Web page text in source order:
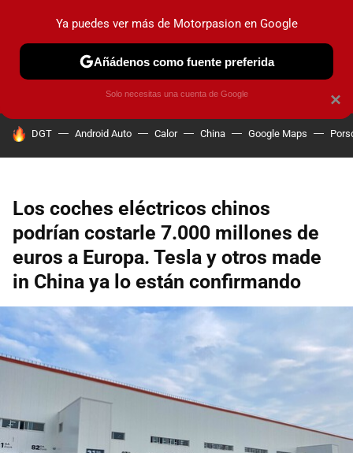
PRUEBAS COCHES ELÉCTRICOS OBSERVATORIO
HOY SE HABLA DE
DGT Android Auto Calor China Google Maps
Los coches eléctricos chinos
podrían costarle 7.000 millones de
euros a Europa. Tesla y otros made
in China ya lo están confirmando
×
Ya puedes ver más de Motorpasion en Google
Añádenos como fuente preferida
Solo necesitas una cuenta de Google